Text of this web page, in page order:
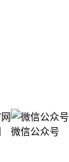
微信公众号